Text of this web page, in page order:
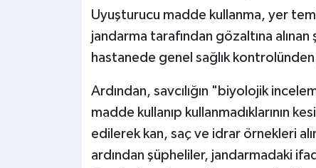
Uyuşturucu madde kullanma, yer
jandarma tarafından gözaltına
hastanede genel sağlık
Ardından, savcılığın "biyolojik
madde kullanıp kullanmadıklarının
edilerek kan, saç ve idrar örnekleri
ardından şüpheliler, jandarmadaki